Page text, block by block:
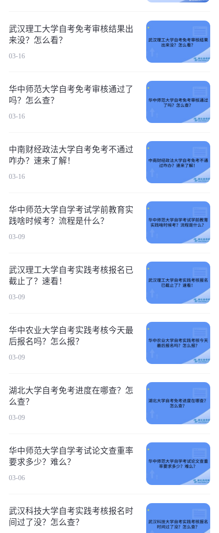
武汉理工大学自考免考审核结果出
来没？怎么看？
03-16
华中师范大学自考免考审核通过了
吗？怎么查？
03-16
中南财经政法大学自考免考不通过
咋办？速来了解！
03-16
华中师范大学自学考试学前教育实
践啥时候考？流程是什么？
03-09
武汉理工大学自考实践考核报名已
截止了？速看！
03-09
华中农业大学自考实践考核今天最
后报名吗？怎么报？
03-09
湖北大学自考免考进度在哪查？怎
么查？
03-09
华中师范大学自学考试论文查重率
要求多少？难么？
03-06
武汉科技大学自考实践考核报名时
间过了没？怎么查？